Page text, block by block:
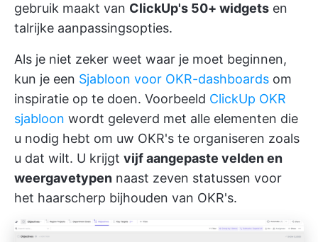
gebruik maakt van ClickUp's 50+ widgets en
talrijke aanpassingsopties.
Als je niet zeker weet waar je moet beginnen,
kun je een Sjabloon voor OKR-dashboards om
inspiratie op te doen. Voorbeeld ClickUp OKR
sjabloon wordt geleverd met alle elementen die
u nodig hebt om uw OKR's te organiseren zoals
u dat wilt. U krijgt vijf aangepaste velden en
weergavetypen naast zeven statussen voor
het haarscherp bijhouden van OKR's.